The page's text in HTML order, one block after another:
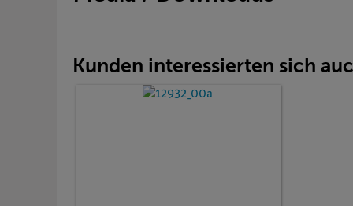
Kunden interessierten sich